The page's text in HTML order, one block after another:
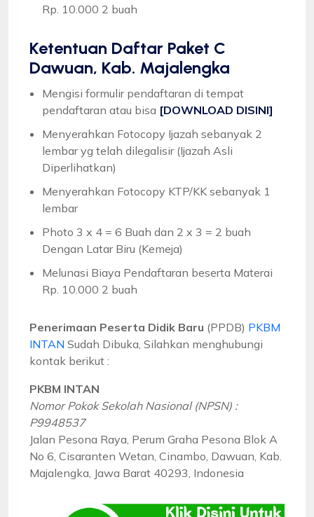
Rp. 10.000 2 buah
Ketentuan Daftar Paket C
Dawuan, Kab. Majalengka
Mengisi formulir pendaftaran di tempat
pendaftaran atau bisa [DOWNLOAD DISINI]
Menyerahkan Fotocopy Ijazah sebanyak 2
lembar yg telah dilegalisir (Ijazah Asli
Diperlihatkan)
Menyerahkan Fotocopy KTP/KK sebanyak 1
lembar
Photo 3 x 4 = 6 Buah dan 2 x 3 = 2 buah
Dengan Latar Biru (Kemeja)
Melunasi Biaya Pendaftaran beserta Materai
Rp. 10.000 2 buah
Penerimaan Peserta Didik Baru (PPDB) PKBM
INTAN Sudah Dibuka, Silahkan menghubungi
kontak berikut :
PKBM INTAN
Nomor Pokok Sekolah Nasional (NPSN) :
P9948537
Jalan Pesona Raya, Perum Graha Pesona Blok A
No 6, Cisaranten Wetan, Cinambo, Dawuan, Kab.
Majalengka, Jawa Barat 40293, Indonesia